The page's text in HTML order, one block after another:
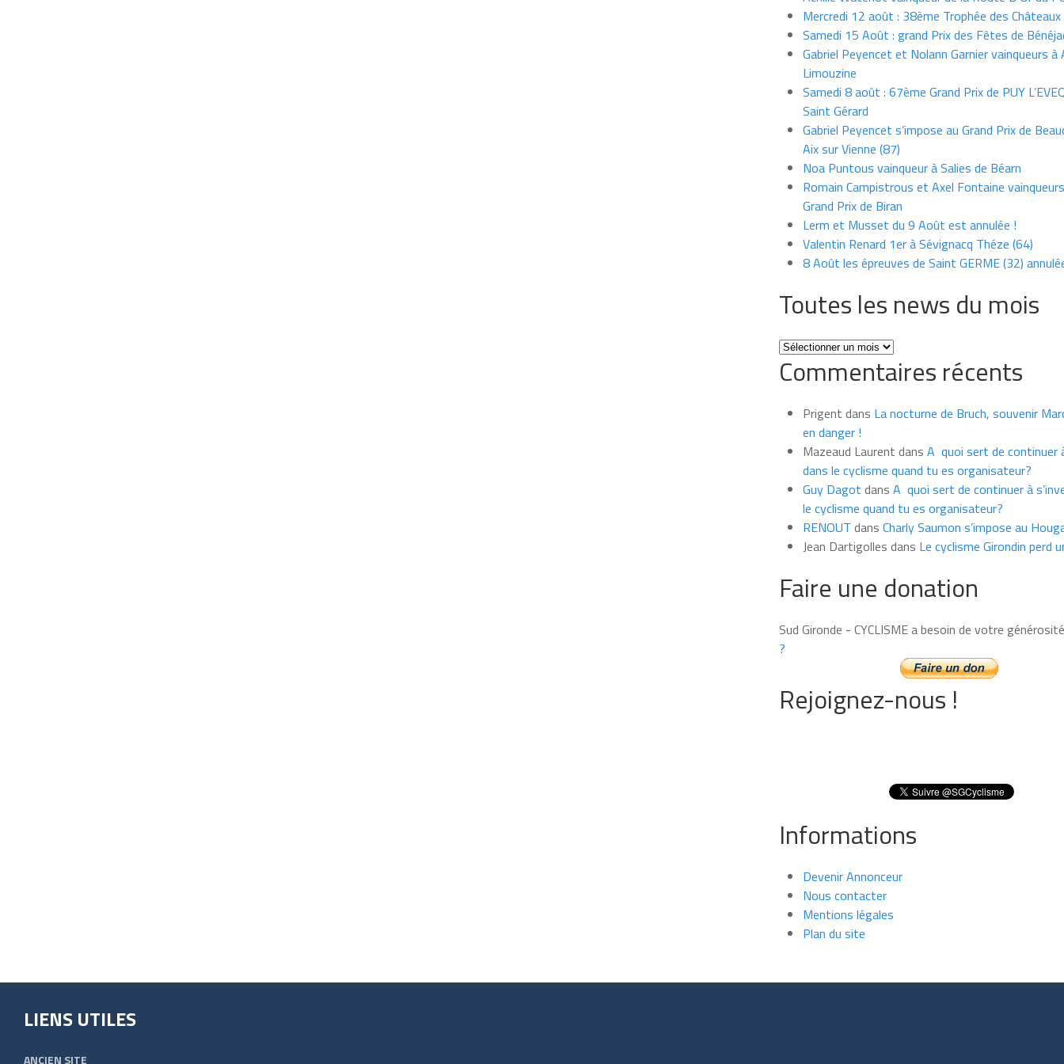
Mercredi 12 août : 38ème Trophée des Châteaux
Samedi 15 Août : grand Prix des Fêtes de
Gabriel Peyencet et Nolann Garnier vainqueurs à
Limouzine
Samedi 8 août : 67ème Grand Prix de PUY
Saint Gérard
Gabriel Peyencet s’impose au Grand Prix de
Aix sur Vienne (87)
Noa Puntous vainqueur à Salies de Béarn
Romain Campistrous et Axel Fontaine
Grand Prix de Biran
Lerm et Musset du 9 Août est annulée !
Valentin Renard 1er à Sévignacq Théze (64)
8 Août les épreuves de Saint GERME (32)
Toutes les news du mois
Toutes
les
news
mois
Commentaires récents
Prigent dans La nocturne de Bruch, souvenir
en danger !
Mazeaud Laurent dans A quoi sert de continuer
dans le cyclisme quand tu es organisateur?
Guy Dagot dans A quoi sert de continuer à
le cyclisme quand tu es organisateur?
RENOUT dans Charly Saumon s’impose au
Jean Dartigolles dans Le cyclisme Girondin perd
Faire une donation
Sud Gironde - CYCLISME a besoin de votre
?
Rejoignez-nous !
Informations
Devenir Annonceur
Nous contacter
Mentions légales
Plan du site
LIENS UTILES
ANCIEN SITE